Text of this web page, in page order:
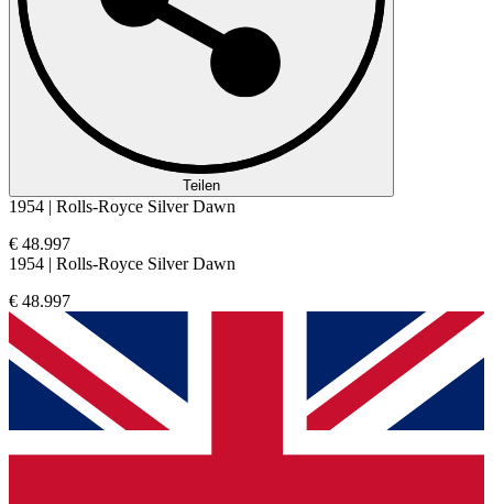
Teilen
1954 | Rolls-Royce Silver Dawn
€ 48.997
1954 | Rolls-Royce Silver Dawn
€ 48.997